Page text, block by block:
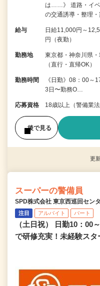
は……》 道路・イベ
の交通誘導・整理
給与
日給11,000円～
円（夜勤）
勤務地
東京都・神奈川県
（直行・直帰OK）
勤務時間
《日勤》08：00
3日〜勤務O…
応募資格 18歳以上（警備業
後で見る
更
スーパーの警備員
SPD株式会社 東京西巡回セン
注目 アルバイト パート
（土日祝） 日勤10：00
で研修充実！未経験スタ